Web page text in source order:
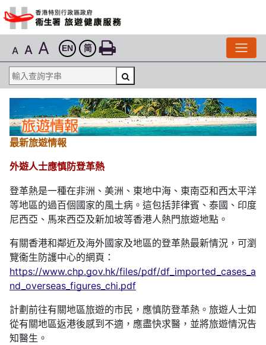
A A A EN 简
最新旅遊情報
外遊人士應慎防登革熱
登革熱是一種在非洲、美洲、東地中海、東南亞和西太平洋
等地區的過百個國家的風土病。這包括菲律賓、泰國、印度
尼西亞、馬來西亞及新加坡等香港人熱門旅遊地點。
有關香港和鄰近及海外國家及地區的登革熱最新情況，可瀏
覽衞生防護中心的網頁：
https://www.chp.gov.hk/files/pdf/df_imported_cases_a
nd_overseas_figures_chi.pdf
計劃前往有關地區旅遊的市民，應慎防登革熱。旅遊人士如
從有關地區返港後感到不適，應盡快求醫，並將旅遊情況告
知醫生。